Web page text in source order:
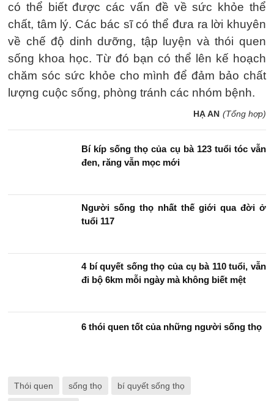
có thể biết được các vấn đề về sức khỏe thể
chất, tâm lý. Các bác sĩ có thể đưa ra lời khuyên
về chế độ dinh dưỡng, tập luyện và thói quen
sống khoa học. Từ đó bạn có thể lên kế hoạch
chăm sóc sức khỏe cho mình để đảm bảo chất
lượng cuộc sống, phòng tránh các nhóm bệnh.
HẠ AN (Tổng hợp)
Bí kíp sống thọ của cụ bà 123 tuổi tóc vẫn
đen, răng vẫn mọc mới
Người sống thọ nhất thế giới qua đời ở
tuổi 117
4 bí quyết sống thọ của cụ bà 110 tuổi, vẫn
đi bộ 6km mỗi ngày mà không biết mệt
6 thói quen tốt của những người sống thọ
Thói quen sống thọ bí quyết sống thọ